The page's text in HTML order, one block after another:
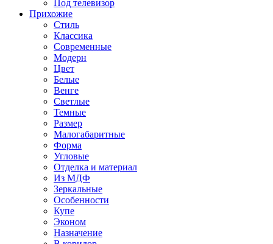
Под телевизор
Прихожие
Стиль
Классика
Современные
Модерн
Цвет
Белые
Венге
Светлые
Темные
Размер
Малогабаритные
Форма
Угловые
Отделка и материал
Из МДФ
Зеркальные
Особенности
Купе
Эконом
Назначение